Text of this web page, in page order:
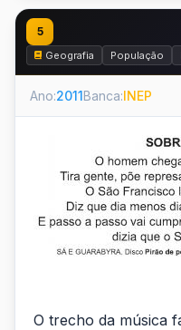
5
Geografia
População
Ano:2011Banca:INEP
O trecho da música